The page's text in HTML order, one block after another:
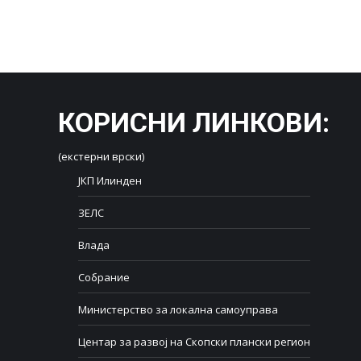
КОРИСНИ ЛИНКОВИ:
(екстерни врски)
ЈКП Илинден
ЗЕЛС
Влада
Собрание
Министерство за локална самоуправа
Центар за развој на Скопски плански регион